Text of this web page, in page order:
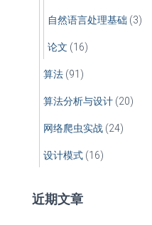
自然语言处理基础 (3)
论文 (16)
算法 (91)
算法分析与设计 (20)
网络爬虫实战 (24)
设计模式 (16)
近期文章